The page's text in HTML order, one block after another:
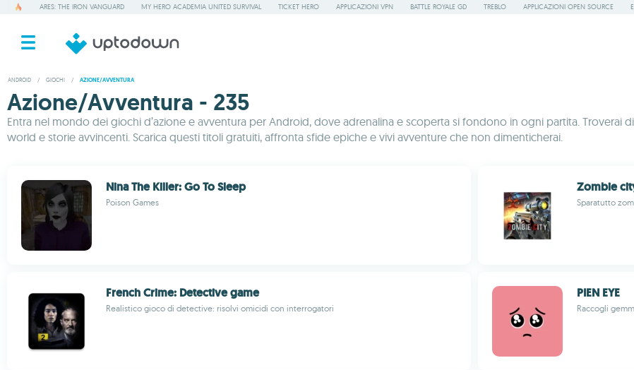
ARES: THE IRON VANGUARD MY HERO ACADEMIA UNITED SURVIVAL TICKET HERO APPLICAZIONI VPN BATTLE ROYALE GD TREBLO APPLICAZIONI OPEN SOURCE
ANDROID / GIOCHI / AZIONE/AVVENTURA
Azione/Avventura - 235
Entra nel mondo dei giochi d’azione e avventura per Android, dove adrenalina e scoperta si fondono in ogni partita. Troverai
world e storie avvincenti. Scarica questi titoli gratuiti, affronta sfide epiche e vivi avventure che non dimenticherai.
Nina The Killer: Go To Sleep
Poison Games
Zombie
Sparatutto
French Crime: Detective game
Realistico gioco di detective: risolvi omicidi con interrogatori
PIEN EYE
Raccogli